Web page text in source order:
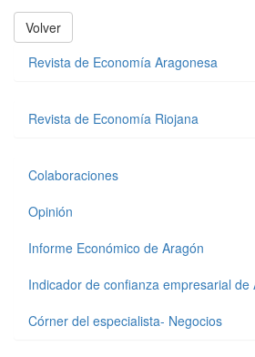
Volver
Revista de Economía Aragonesa
Revista de Economía Riojana
Colaboraciones
Opinión
Informe Económico de Aragón
Indicador de confianza empresarial de
Córner del especialista- Negocios